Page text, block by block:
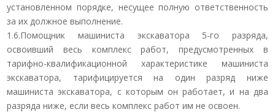
установленном порядке, несущее полную ответственность
за их должное выполнение.
1.6.Помощник машиниста экскаватора 5-го разряда,
освоивший весь комплекс работ, предусмотренных в
тарифно-квалификационной характеристике машиниста
экскаватора, тарифицируется на один разряд ниже
машиниста экскаватора, с которым он работает, и на два
разряда ниже, если весь комплекс работ им не освоен.